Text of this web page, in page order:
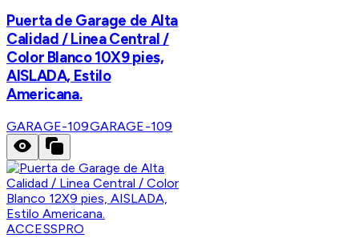
Puerta de Garage de Alta
Calidad / Linea Central /
Color Blanco 10X9 pies,
AISLADA, Estilo
Americana.
GARAGE-109GARAGE-109
ACCESSPRO